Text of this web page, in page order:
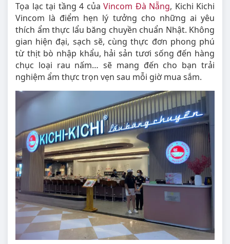
Tọa lạc tại tầng 4 của Vincom Đà Nẵng, Kichi Kichi
Vincom là điểm hẹn lý tưởng cho những ai yêu
thích ẩm thực lẩu băng chuyền chuẩn Nhật. Không
gian hiện đại, sạch sẽ, cùng thực đơn phong phú
từ thịt bò nhập khẩu, hải sản tươi sống đến hàng
chục loại rau nấm… sẽ mang đến cho bạn trải
nghiệm ẩm thực trọn vẹn sau mỗi giờ mua sắm.